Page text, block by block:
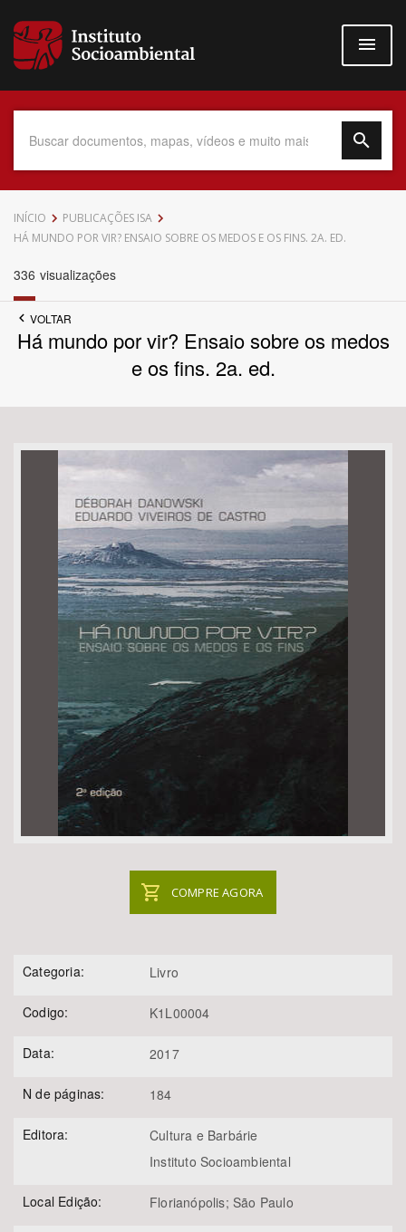
para
conteúdo
Data do Documento
Até
Bioma / Bacia
Subtema
Área de Levantamento
Área Protegida
BUSCAR
INÍCIO
PUBLICAÇÕES ISA
HÁ MUNDO POR VIR? ENSAIO SOBRE OS MEDOS E OS FINS. 2A. ED.
336 visualizações
VOLTAR
Há mundo por vir? Ensaio sobre os medos
e os fins. 2a. ed.
COMPRE AGORA
Categoria: Livro
Codigo: K1L00004
Data: 2017
N de páginas: 184
Editora:
Cultura e Barbárie
Instituto Socioambiental
Local Edição: Florianópolis; São Paulo